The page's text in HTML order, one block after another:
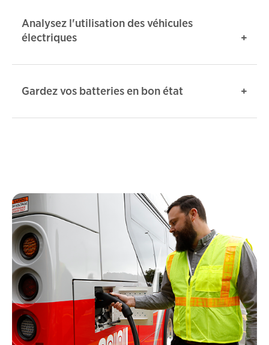
Analysez l'utilisation des véhicules
électriques
Gardez vos batteries en bon état